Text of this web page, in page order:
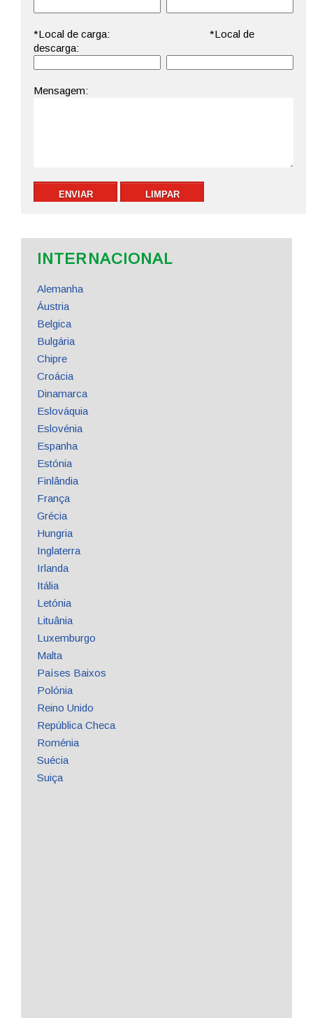
INTERNACIONAL
Alemanha
Áustria
Belgica
Bulgária
Chipre
Croácia
Dinamarca
Eslováquia
Eslovénia
Espanha
Estónia
Finlândia
França
Grécia
Hungria
Inglaterra
Irlanda
Itália
Letónia
Lituânia
Luxemburgo
Malta
Países Baixos
Polónia
Reino Unido
República Checa
Roménia
Suécia
Suiça